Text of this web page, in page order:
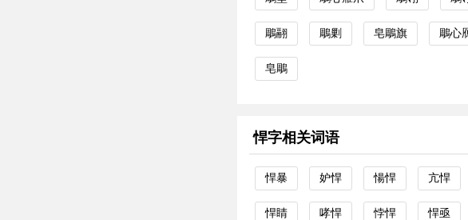
鵰翮 鵰剿 皂鵰旗 鵰心
皂鵰
悍字相关词语
悍暴 妒悍 愓悍 亢悍
悍睛 哮悍 悖悍 悍亟